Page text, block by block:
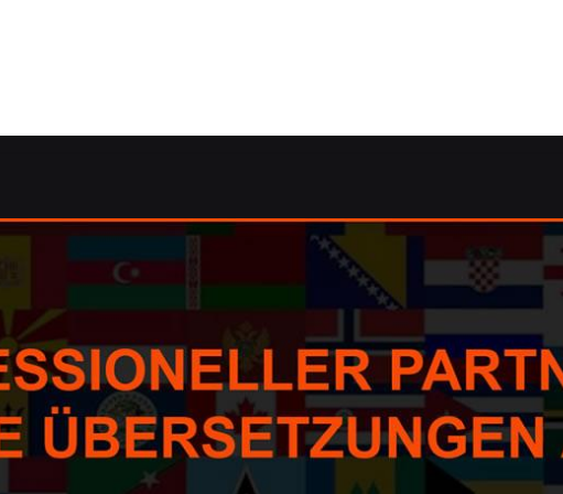
✓dolmetschen, Übersetzungsagentur, Korrektorat/Lektorat,
dolmetschen, Übersetzungsagentur, Übersetzungsbüro.
und ✓Übersetzungsbüro für Waldenbuch? ➡️ Guul Prime,
✉.